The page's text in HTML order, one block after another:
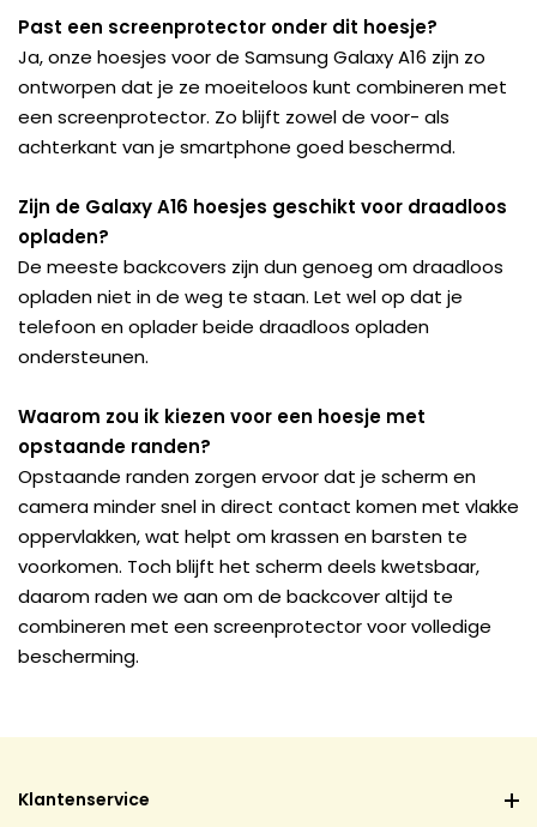
Past een screenprotector onder dit hoesje?
Ja, onze hoesjes voor de Samsung Galaxy A16 zijn zo
ontworpen dat je ze moeiteloos kunt combineren met
een screenprotector. Zo blijft zowel de voor- als
achterkant van je smartphone goed beschermd.
Zijn de Galaxy A16 hoesjes geschikt voor draadloos
opladen?
De meeste backcovers zijn dun genoeg om draadloos
opladen niet in de weg te staan. Let wel op dat je
telefoon en oplader beide draadloos opladen
ondersteunen.
Waarom zou ik kiezen voor een hoesje met
opstaande randen?
Opstaande randen zorgen ervoor dat je scherm en
camera minder snel in direct contact komen met vlakke
oppervlakken, wat helpt om krassen en barsten te
voorkomen. Toch blijft het scherm deels kwetsbaar,
daarom raden we aan om de backcover altijd te
combineren met een screenprotector voor volledige
bescherming.
Klantenservice